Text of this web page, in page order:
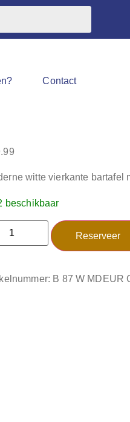
Contact
witte vierkante bartafel
beschikbaar
Reserveer
B 87 W MDEUR